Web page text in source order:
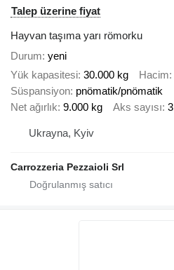
Talep üzerine fiyat
Hayvan taşıma yarı römorku
Durum yeni
Yük kapasitesi 30.000 kg Hacim
Süspansiyon pnömatik/pnömatik
Net ağırlık 9.000 kg Aks sayısı 3
Ukrayna, Kyiv
Carrozzeria Pezzaioli Srl